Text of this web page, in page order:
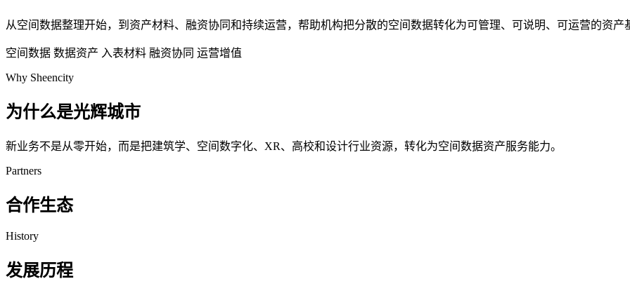
从空间数据整理开始，到资产材料、融资协同和持续运营，帮助机构把分散的空间数据转化为可管理、可说明、可运营的资产
空间数据 数据资产 入表材料 融资协同 运营增值
Why Sheencity
为什么是光辉城市
新业务不是从零开始，而是把建筑学、空间数字化、XR、高校和设计行业资源，转化为空间数据资产服务能力。
Partners
合作生态
History
发展历程